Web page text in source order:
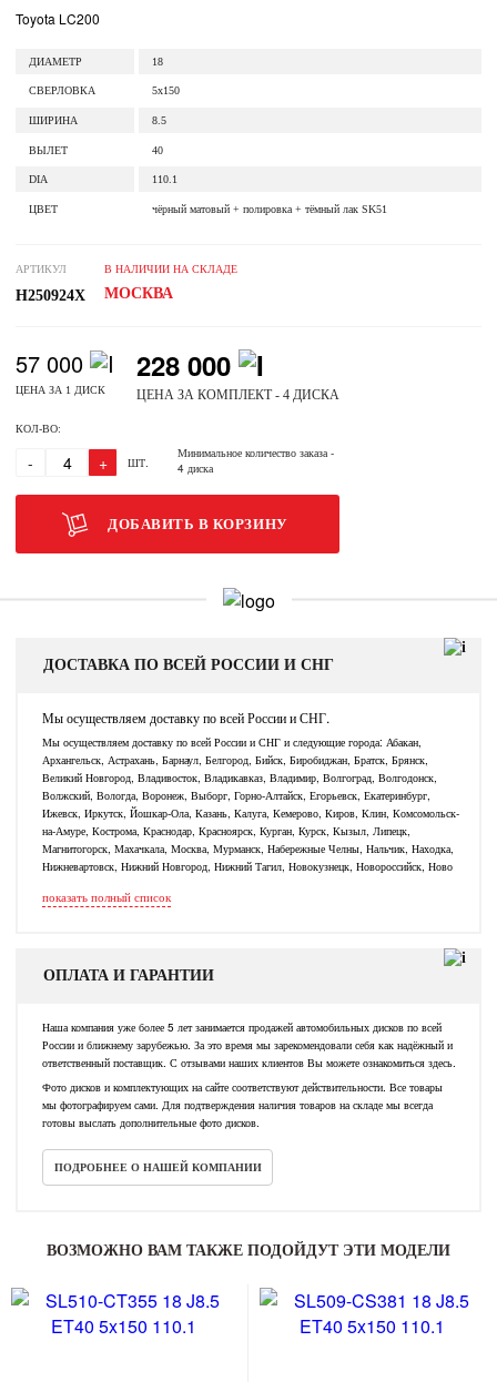
Toyota LC200
ДИАМЕТР 18
СВЕРЛОВКА 5x150
ШИРИНА 8.5
ВЫЛЕТ 40
DIA 110.1
ЦВЕТ чёрный матовый + полировка + тёмный лак SK51
АРТИКУЛ
H250924X
В НАЛИЧИИ НА СКЛАДЕ
МОСКВА
57 000
ЦЕНА ЗА 1 ДИСК
228 000
ЦЕНА ЗА КОМПЛЕКТ - 4 ДИСКА
КОЛ-ВО:
- + ШТ.
Минимальное количество заказа-
4 диска
ДОБАВИТЬ В КОРЗИНУ
ДОСТАВКА ПО ВСЕЙ РОССИИ И СНГ
Мы осуществляем доставку по всей России и СНГ.
Мы осуществляем доставку по всей России и СНГ и следующие города: Абакан,
Архангельск, Астрахань, Барнаул, Белгород, Бийск, Биробиджан, Братск, Брянск,
Великий Новгород, Владивосток, Владикавказ, Владимир, Волгоград, Волгодонск,
Волжский, Вологда, Воронеж, Выборг, Горно-Алтайск, Егорьевск, Екатеринбург,
Ижевск, Иркутск, Йошкар-Ола, Казань, Калуга, Кемерово, Киров, Клин, Комсомольск-
на-Амуре, Кострома, Краснодар, Красноярск, Курган, Курск, Кызыл, Липецк,
Магнитогорск, Махачкала, Москва, Мурманск, Набережные Челны, Нальчик, Находка,
Нижневартовск, Нижний Новгород, Нижний Тагил, Новокузнецк, Новороссийск, Ново
показать полный список
ОПЛАТА И ГАРАНТИИ
Наша компания уже более 5 лет занимается продажей автомобильных дисков по всей
России и ближнему зарубежью. За это время мы зарекомендовали себя как надёжный и
ответственный поставщик. С отзывами наших клиентов Вы можете ознакомиться здесь.
Фото дисков и комплектующих на сайте соответствуют действительности. Все товары
мы фотографируем сами. Для подтверждения наличия товаров на складе мы всегда
готовы выслать дополнительные фото дисков.
ПОДРОБНЕЕ О НАШЕЙ КОМПАНИИ
ВОЗМОЖНО ВАМ ТАКЖЕ ПОДОЙДУТ ЭТИ МОДЕЛИ